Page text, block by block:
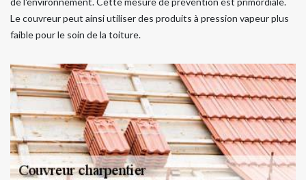
Le couvreur peut ainsi utiliser des produits à pression vapeur plus
faible pour le soin de la toiture.